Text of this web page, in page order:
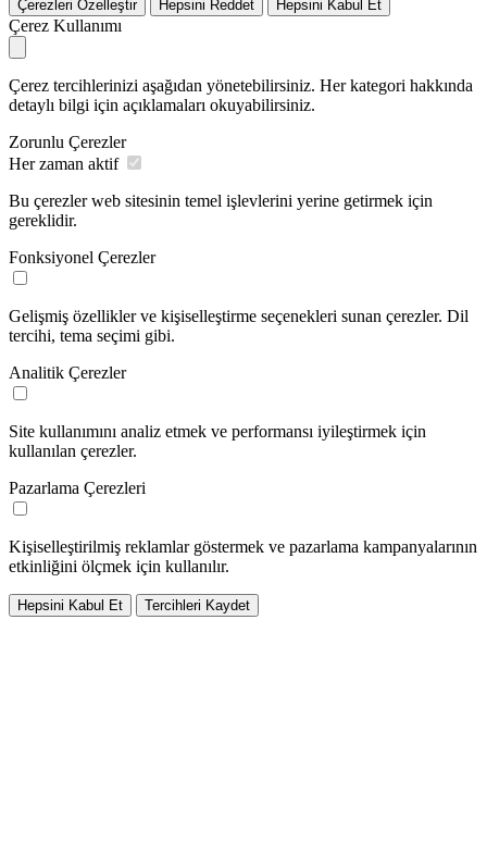
Çerezleri Özelleştir Hepsini Reddet Hepsini Kabul Et
Çerez Kullanımı
Çerez tercihlerinizi aşağıdan yönetebilirsiniz. Her kategori hakkında
detaylı bilgi için açıklamaları okuyabilirsiniz.
Zorunlu Çerezler
Her zaman aktif
Bu çerezler web sitesinin temel işlevlerini yerine getirmek için
gereklidir.
Fonksiyonel Çerezler
Gelişmiş özellikler ve kişiselleştirme seçenekleri sunan çerezler. Dil
tercihi, tema seçimi gibi.
Analitik Çerezler
Site kullanımını analiz etmek ve performansı iyileştirmek için
kullanılan çerezler.
Pazarlama Çerezleri
Kişiselleştirilmiş reklamlar göstermek ve pazarlama kampanyalarının
etkinliğini ölçmek için kullanılır.
Hepsini Kabul Et Tercihleri Kaydet